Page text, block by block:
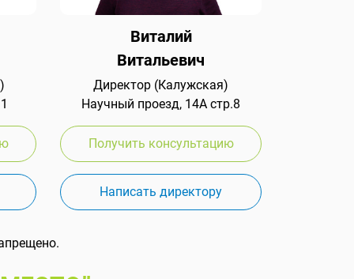
Виталий
Витальевич
Директор (Калужская)
Научный проезд, 14А стр.8
Получить консультацию
Написать директору